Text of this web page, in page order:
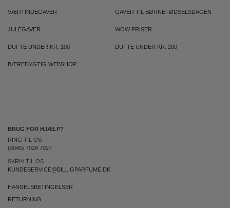
VÆRTINDEGAVER GAVER TIL BØRNEFØDSELSDAGEN
JULEGAVER WOW PRISER
DUFTE UNDER KR. 100 DUFTE UNDER KR. 200
BÆREDYGTIG WEBSHOP
BRUG FOR HJÆLP?
RING TIL OS
(0045) 7028 7027
SKRIV TIL OS
KUNDESERVICE@BILLIGPARFUME.DK
HANDELSBETINGELSER
RETURNING